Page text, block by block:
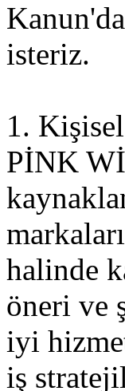
isteriz.
1.
PİNK
halinde
öneri ve
iyi
iş